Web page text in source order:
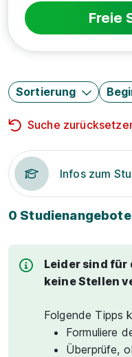
Freie
Sortierung
Suche
Infos zum
0 Studienangebote
Leider sind für
keine Stellen
Folgende Tipps
Formuliere
Überprüfe,